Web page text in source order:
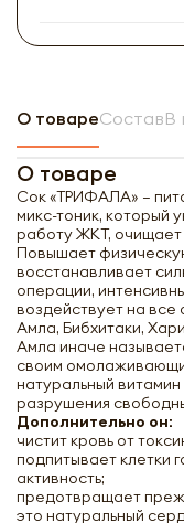
О товареСоставВ
О товаре
Сок «ТРИФАЛА» –
микс-тоник, который
работу ЖКТ, очищает
Повышает
восстанавливает
операции,
воздействует на все
Амла, Бибхитаки,
Амла иначе
своим
натуральный
разрушения
Дополнительно он:
чистит кровь от
подпитывает клетки
активность;
предотвращает
это натуральный